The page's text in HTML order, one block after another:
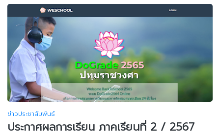
ข่าวประชาสัมพันธ์
ประกาศผลการเรียน ภาคเรียนที่ 2 / 2567